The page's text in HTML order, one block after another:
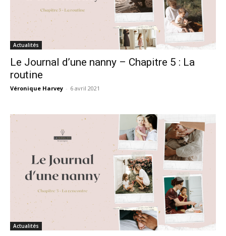
Actualités
Le Journal d’une nanny – Chapitre 5 : La
routine
Véronique Harvey - 6 avril 2021
Actualités